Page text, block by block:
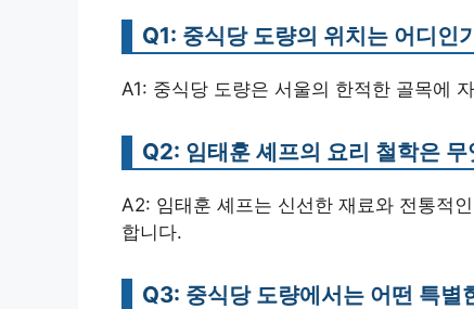
Q1: 중식당 도량의 위치는 어디인
A1: 중식당 도량은 서울의 한적한 골목에
Q2: 임태훈 셰프의 요리 철학은
A2: 임태훈 셰프는 신선한 재료와 전통적
합니다.
Q3: 중식당 도량에서는 어떤 특별